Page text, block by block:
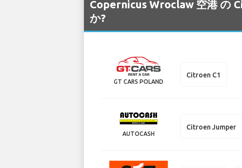
Copernicus Wroclaw 空港 の
か?
GT CARS POLAND
Citroen C1
AUTOCASH
Citroen Jumper